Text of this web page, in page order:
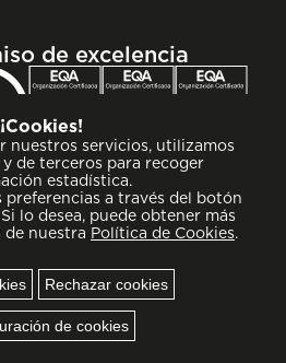
de excelencia
¡Cookies!
nuestros servicios, utilizamos
de terceros para recoger
estadística.
preferencias a través del botón
lo desea, puede obtener más
nuestra Política de Cookies.
Rechazar cookies
de cookies